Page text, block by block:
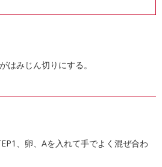
はみじん切りにする。
、卵、Aを入れて手でよく混ぜ合わ